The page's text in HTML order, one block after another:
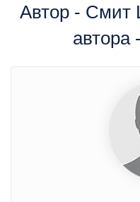
Автор - Смит
автора